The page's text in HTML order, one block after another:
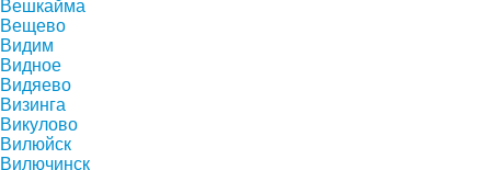
Вешкайма
Вещево
Видим
Видное
Видяево
Визинга
Викулово
Вилюйск
Вилючинск